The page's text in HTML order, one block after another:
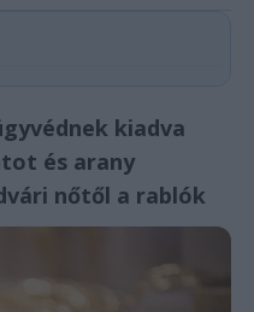
kiadva
és arany
nőtől a rablók